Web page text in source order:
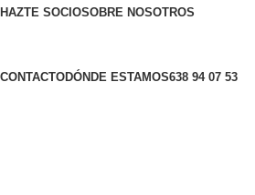
HAZTE SOCIOSOBRE NOSOTROS
CONTACTODÓNDE ESTAMOS638 94 07 53